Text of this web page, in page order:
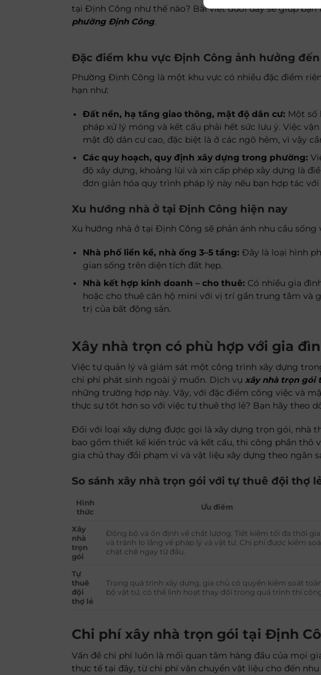
tại Định Công như thế nào? Bài viết dưới đây sẽ giúp
phường Định Công.
Đặc điểm khu vực Định Công ảnh hưởng
Phường Định Công là một khu vực có nhiều đặc điểm
hạn như:
Đất nền, hạ tầng giao thông, mật độ dân cư: Một số
pháp xử lý móng và kết cấu phải hết sức lưu ý. Việc
mật độ dân cư cao, đặc biệt là ở các ngõ hẻm, vì vậy
Các quy hoạch, quy định xây dựng trong phường:
độ xây dựng, khoảng lùi và xin cấp phép xây dựng là
đơn giản hóa quy trình pháp lý này nếu bạn hợp tác với
Xu hướng nhà ở tại Định Công hiện nay
Xu hướng nhà ở tại Định Công sẽ phản ánh nhu cầu
Nhà phố liền kề, nhà ống 3–5 tầng: Đây là loại hình
gian sống trên diện tích đất hẹp.
Nhà kết hợp kinh doanh – cho thuê: Có nhiều gia
hoặc cho thuê căn hộ mini với vị trí gần trung tâm và
trị của bất động sản.
Xây nhà trọn có phù hợp với gia
Việc tự quản lý và giám sát một công trình xây dựng
chi phí phát sinh ngoài ý muốn. Dịch vụ xây nhà trọn gói
những trường hợp này. Vậy, với đặc điểm công việc và
thực sự tốt hơn so với việc tự thuê thợ lẻ? Bạn hãy theo
Đối với loại xây dựng được gọi là xây dựng trọn gói, nhà
bao gồm thiết kế kiến trúc và kết cấu, thi công phần thô
gia chủ thay đổi phạm vi và vật liệu xây dựng theo ngân
So sánh xây nhà trọn gói với tự thuê đội thợ
Hình
thức
Ưu điểm
Xây
nhà
trọn
gói
Đồng bộ và ổn định về chất lượng. Tiết kiệm tối đa thời
và tránh lo lắng về pháp lý và vật tư. Chi phí được kiểm
chặt chẽ ngay từ đầu.
Tự
thuê
đội
thợ lẻ
Trong quá trình xây dựng, gia chủ có quyền kiểm soát
bộ vật tư, có thể linh hoạt thay đổi trong quá trình thi
Chi phí xây nhà trọn gói tại Định
Vấn đề chi phí luôn là mối quan tâm hàng đầu của mọi
thực tế tại đây, từ chi phí vận chuyển vật liệu cho đến